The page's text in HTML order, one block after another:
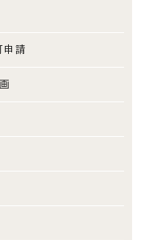
申請